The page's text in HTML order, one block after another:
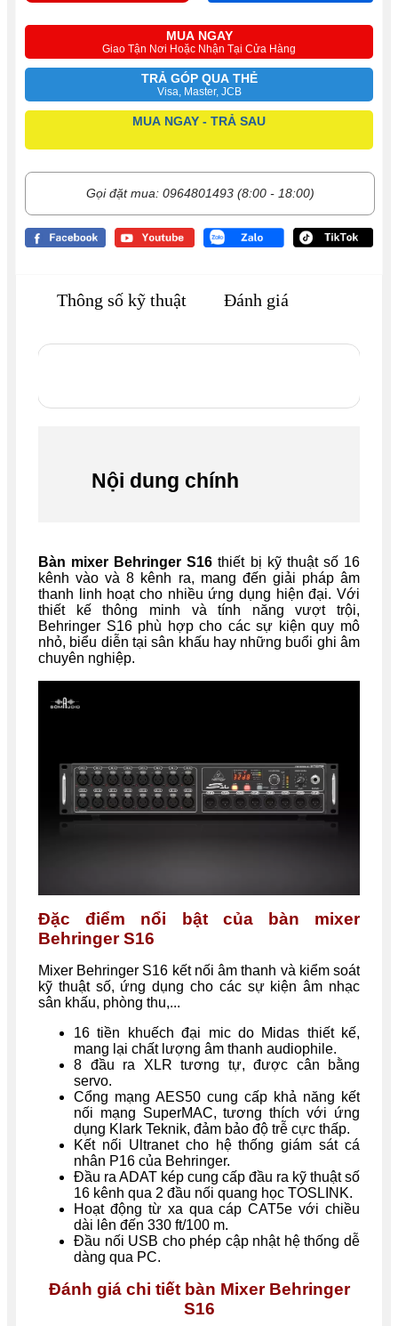
MUA NGAY
Giao Tận Nơi Hoặc Nhận Tại Cửa Hàng
TRẢ GÓP QUA THẺ
Visa, Master, JCB
MUA NGAY - TRẢ SAU
Gọi đặt mua: 0964801493 (8:00 - 18:00)
Thông số kỹ thuật Đánh giá
Nội dung chính
Bàn mixer Behringer S16 thiết bị kỹ thuật số 16
kênh vào và 8 kênh ra, mang đến giải pháp âm
thanh linh hoạt cho nhiều ứng dụng hiện đại. Với
thiết kế thông minh và tính năng vượt trội,
Behringer S16 phù hợp cho các sự kiện quy mô
nhỏ, biểu diễn tại sân khấu hay những buổi ghi âm
chuyên nghiệp.
Đặc điểm nổi bật của bàn mixer
Behringer S16
Mixer Behringer S16 kết nối âm thanh và kiểm soát
kỹ thuật số, ứng dụng cho các sự kiện âm nhạc
sân khấu, phòng thu,...
16 tiền khuếch đại mic do Midas thiết kế,
mang lại chất lượng âm thanh audiophile.
8 đầu ra XLR tương tự, được cân bằng
servo.
Cổng mạng AES50 cung cấp khả năng kết
nối mạng SuperMAC, tương thích với ứng
dụng Klark Teknik, đảm bảo độ trễ cực thấp.
Kết nối Ultranet cho hệ thống giám sát cá
nhân P16 của Behringer.
Đầu ra ADAT kép cung cấp đầu ra kỹ thuật số
16 kênh qua 2 đầu nối quang học TOSLINK.
Hoạt động từ xa qua cáp CAT5e với chiều
dài lên đến 330 ft/100 m.
Đầu nối USB cho phép cập nhật hệ thống dễ
dàng qua PC.
Đánh giá chi tiết bàn Mixer Behringer
S16